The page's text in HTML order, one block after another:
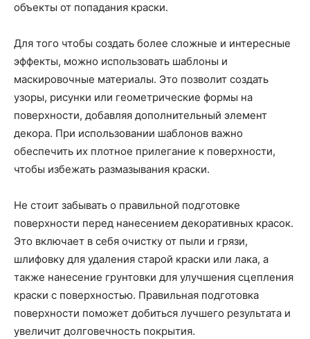
объекты от попадания краски.
Для того чтобы создать более сложные и интересные
эффекты, можно использовать шаблоны и
маскировочные материалы. Это позволит создать
узоры, рисунки или геометрические формы на
поверхности, добавляя дополнительный элемент
декора. При использовании шаблонов важно
обеспечить их плотное прилегание к поверхности,
чтобы избежать размазывания краски.
Не стоит забывать о правильной подготовке
поверхности перед нанесением декоративных красок.
Это включает в себя очистку от пыли и грязи,
шлифовку для удаления старой краски или лака, а
также нанесение грунтовки для улучшения сцепления
краски с поверхностью. Правильная подготовка
поверхности поможет добиться лучшего результата и
увеличит долговечность покрытия.